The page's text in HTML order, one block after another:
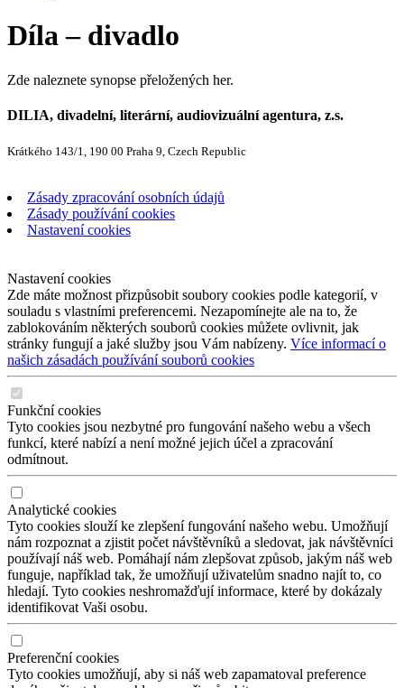
Díla – divadlo
Zde naleznete synopse přeložených her.
DILIA, divadelní, literární, audiovizuální agentura, z.s.
Krátkého 143/1, 190 00 Praha 9, Czech Republic
Zásady zpracování osobních údajů
Zásady používání cookies
Nastavení cookies
Nastavení cookies
Zde máte možnost přizpůsobit soubory cookies podle kategorií, v
souladu s vlastními preferencemi. Nezapomínejte ale na to, že
zablokováním některých souborů cookies můžete ovlivnit, jak
stránky fungují a jaké služby jsou Vám nabízeny. Více informací o
našich zásadách používání souborů cookies
Funkční cookies
Tyto cookies jsou nezbytné pro fungování našeho webu a všech
funkcí, které nabízí a není možné jejich účel a zpracování
odmítnout.
Analytické cookies
Tyto cookies slouží ke zlepšení fungování našeho webu. Umožňují
nám rozpoznat a zjistit počet návštěvníků a sledovat, jak návštěvníci
používají náš web. Pomáhají nám zlepšovat způsob, jakým náš web
funguje, například tak, že umožňují uživatelům snadno najít to, co
hledají. Tyto cookies neshromažďují informace, které by dokázaly
identifikovat Vaši osobu.
Preferenční cookies
Tyto cookies umožňují, aby si náš web zapamatoval preference